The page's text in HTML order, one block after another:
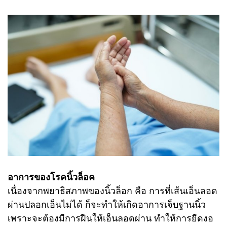
อาการของโรคนิ้วล็อค
เนื่องจากพยาธิสภาพของนิ้วล็อก คือ การที่เส้นเอ็นลอด
ผ่านปลอกเอ็นไม่ได้ ก็จะทำให้เกิดอาการเจ็บฐานนิ้ว
เพราะจะต้องมีการฝืนให้เอ็นลอดผ่าน ทำให้การยืดงอ